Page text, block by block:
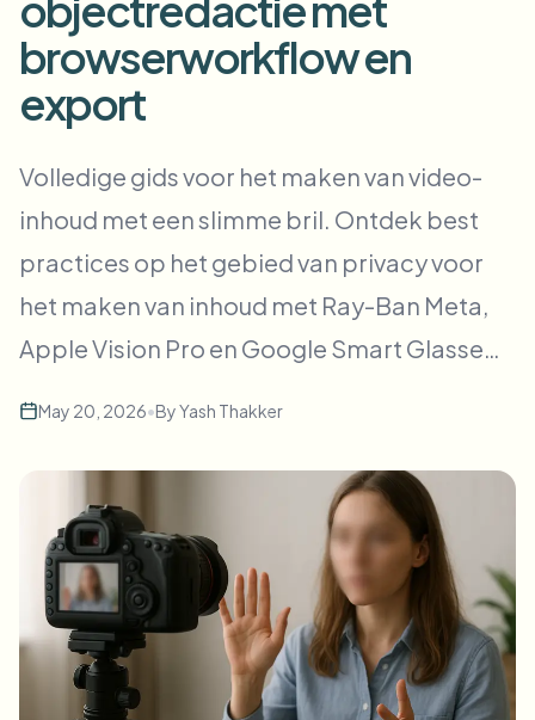
Gezicht wisselen - Video
Video-intelligentie
Batch video vervagen
Verwerk veel video’s in één keer
Bulk gezichtsvervaging
Hoge doorvoer pipelines
Alles vervagen
Enterprise-zones, beleid en beoordeling
API & SDK
Contactformulier
Video-intelligentie
Achtergrondverwijdering in bulk
browserworkflow en
export
Volledige gids voor het maken van video-
inhoud met een slimme bril. Ontdek best
practices op het gebied van privacy voor
het maken van inhoud met Ray-Ban Meta,
Apple Vision Pro en Google Smart Glasse…
May 20, 2026•ByYash Thakker